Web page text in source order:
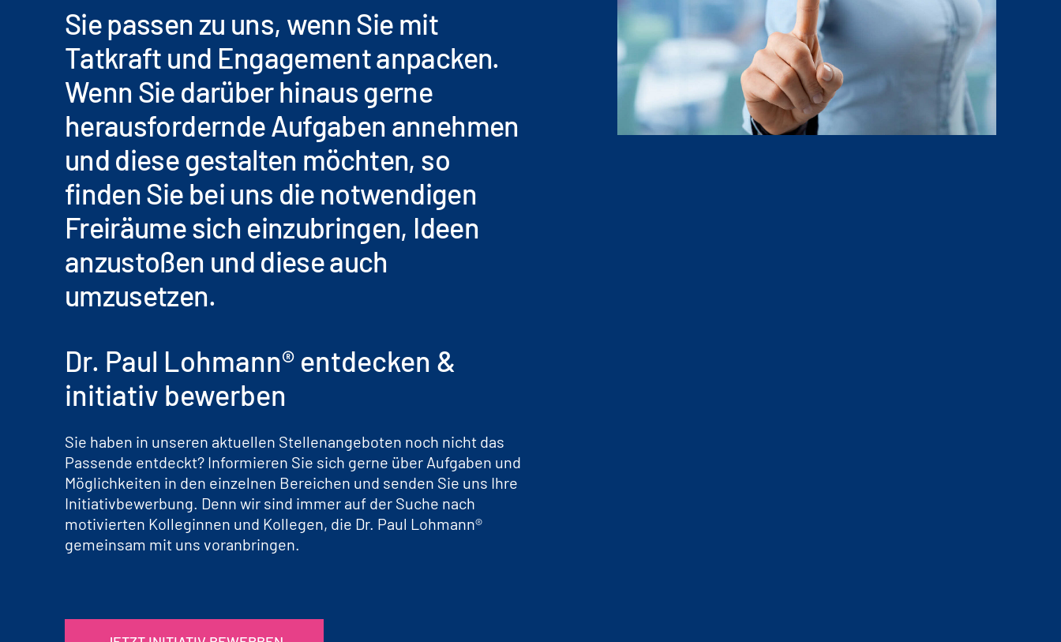
Sie passen zu uns, wenn Sie mit
Tatkraft und Engagement anpacken.
Wenn Sie darüber hinaus gerne
herausfordernde Aufgaben annehmen
und diese gestalten möchten, so
finden Sie bei uns die notwendigen
Freiräume sich einzubringen, Ideen
anzustoßen und diese auch
umzusetzen.
Dr. Paul Lohmann® entdecken &
initiativ bewerben
Sie haben in unseren aktuellen Stellenangeboten noch nicht das
Passende entdeckt? Informieren Sie sich gerne über Aufgaben und
Möglichkeiten in den einzelnen Bereichen und senden Sie uns Ihre
Initiativbewerbung. Denn wir sind immer auf der Suche nach
motivierten Kolleginnen und Kollegen, die Dr. Paul Lohmann®
gemeinsam mit uns voranbringen.